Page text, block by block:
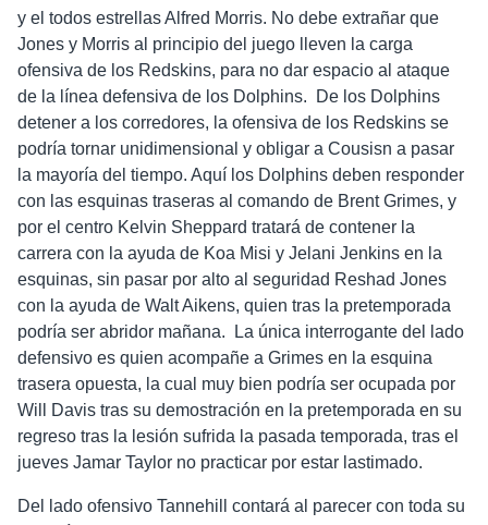
y el todos estrellas Alfred Morris. No debe extrañar que
Jones y Morris al principio del juego lleven la carga
ofensiva de los Redskins, para no dar espacio al ataque
de la línea defensiva de los Dolphins. De los Dolphins
detener a los corredores, la ofensiva de los Redskins se
podría tornar unidimensional y obligar a Cousisn a pasar
la mayoría del tiempo. Aquí los Dolphins deben responder
con las esquinas traseras al comando de Brent Grimes, y
por el centro Kelvin Sheppard tratará de contener la
carrera con la ayuda de Koa Misi y Jelani Jenkins en la
esquinas, sin pasar por alto al seguridad Reshad Jones
con la ayuda de Walt Aikens, quien tras la pretemporada
podría ser abridor mañana. La única interrogante del lado
defensivo es quien acompañe a Grimes en la esquina
trasera opuesta, la cual muy bien podría ser ocupada por
Will Davis tras su demostración en la pretemporada en su
regreso tras la lesión sufrida la pasada temporada, tras el
jueves Jamar Taylor no practicar por estar lastimado.
Del lado ofensivo Tannehill contará al parecer con toda su